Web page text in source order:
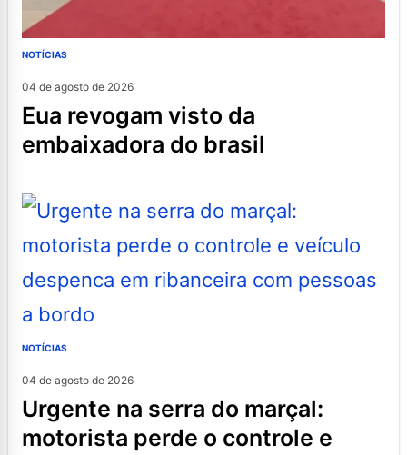
NOTÍCIAS
04 de agosto de 2026
eua revogam visto da
embaixadora do brasil
NOTÍCIAS
04 de agosto de 2026
urgente na serra do marçal:
motorista perde o controle e